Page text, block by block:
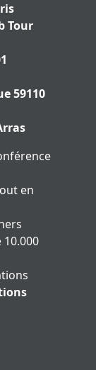
Tour
59110
en